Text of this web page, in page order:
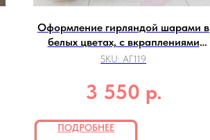
Оформление гирляндой шарами в
белых цветах, с вкраплениями
хрома
SKU: АГ119
3 550 р.
ПОДРОБНЕЕ